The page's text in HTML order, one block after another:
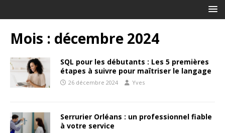
Mois : décembre 2024
SQL pour les débutants : Les 5 premières
étapes à suivre pour maîtriser le langage
26 décembre 2024 Yves
Serrurier Orléans : un professionnel fiable
à votre service